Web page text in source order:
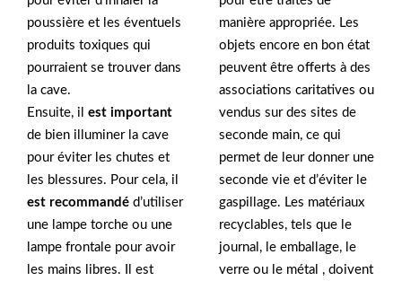
poussière et les éventuels
produits toxiques qui
pourraient se trouver dans
la cave.
Ensuite, il est important
de bien illuminer la cave
pour éviter les chutes et
les blessures. Pour cela, il
est recommandé d’utiliser
une lampe torche ou une
lampe frontale pour avoir
les mains libres. Il est
manière appropriée. Les
objets encore en bon état
peuvent être offerts à des
associations caritatives ou
vendus sur des sites de
seconde main, ce qui
permet de leur donner une
seconde vie et d’éviter le
gaspillage. Les matériaux
recyclables, tels que le
journal, le emballage, le
verre ou le métal , doivent